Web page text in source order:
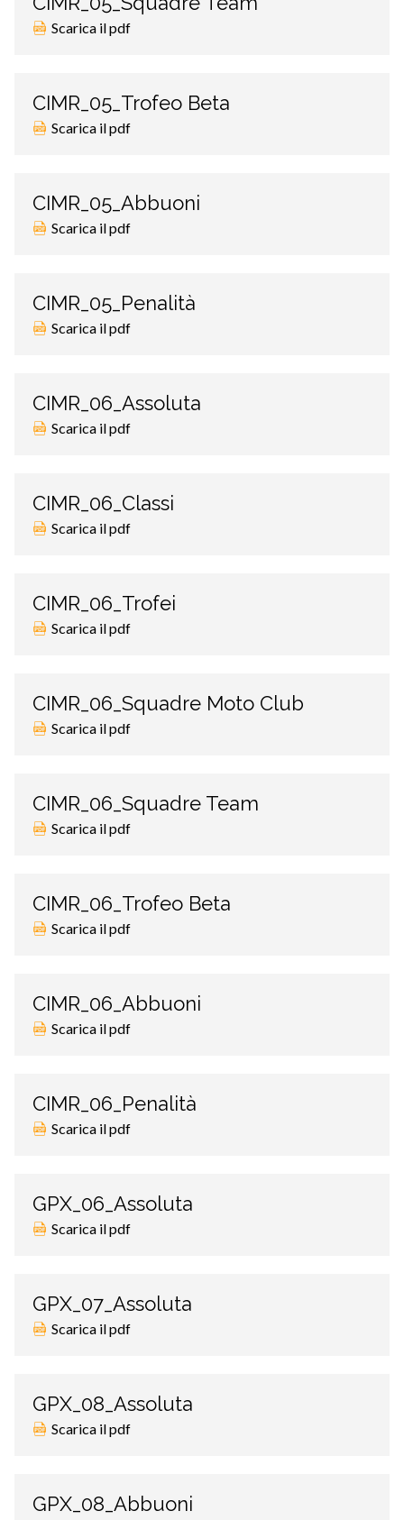
Scarica il pdf
CIMR_05_Trofeo Beta
Scarica il pdf
CIMR_05_Abbuoni
Scarica il pdf
CIMR_05_Penalità
Scarica il pdf
CIMR_06_Assoluta
Scarica il pdf
CIMR_06_Classi
Scarica il pdf
CIMR_06_Trofei
Scarica il pdf
CIMR_06_Squadre Moto Club
Scarica il pdf
CIMR_06_Squadre Team
Scarica il pdf
CIMR_06_Trofeo Beta
Scarica il pdf
CIMR_06_Abbuoni
Scarica il pdf
CIMR_06_Penalità
Scarica il pdf
GPX_06_Assoluta
Scarica il pdf
GPX_07_Assoluta
Scarica il pdf
GPX_08_Assoluta
Scarica il pdf
GPX_08_Abbuoni